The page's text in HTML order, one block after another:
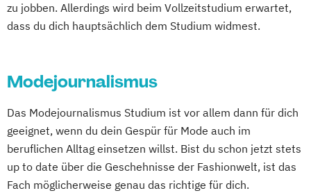
zu jobben. Allerdings wird beim Vollzeitstudium erwartet,
dass du dich hauptsächlich dem Studium widmest.
Modejournalismus
Das Modejournalismus Studium ist vor allem dann für dich
geeignet, wenn du dein Gespür für Mode auch im
beruflichen Alltag einsetzen willst. Bist du schon jetzt stets
up to date über die Geschehnisse der Fashionwelt, ist das
Fach möglicherweise genau das richtige für dich.